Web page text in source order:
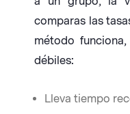
comparas las
método
débiles:
Lleva tiempo